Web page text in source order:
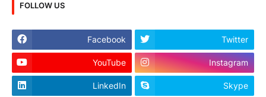
FOLLOW US
Facebook Twitter
YouTube Instagram
LinkedIn Skype